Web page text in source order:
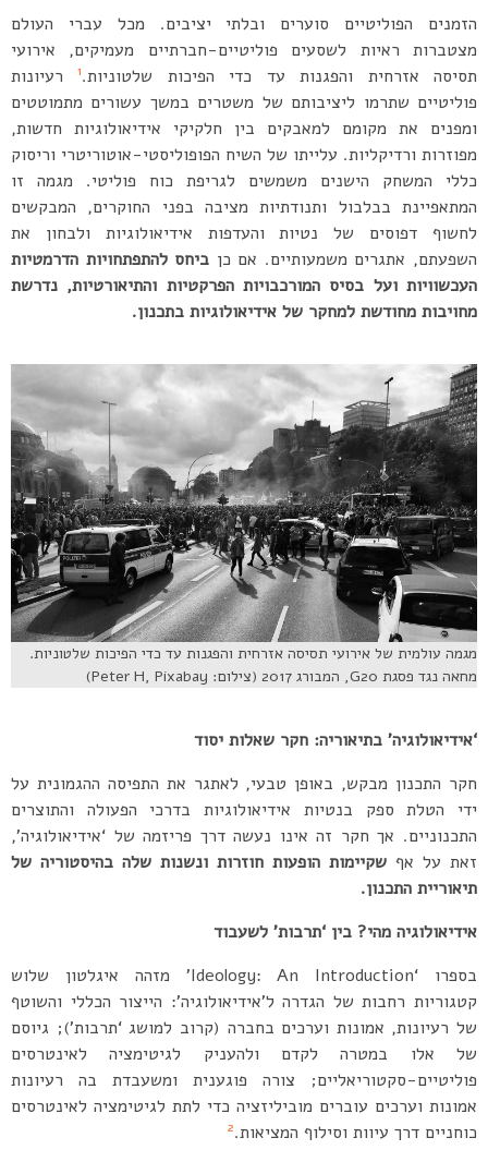
הזמנים הפוליטיים סוערים ובלתי יציבים. מכל עברי העולם
מצטברות ראיות לשסעים פוליטיים-חברתיים מעמיקים, אירועי
תסיסה אזרחית והפגנות עד כדי הפיכות שלטוניות.1רעיונות
פוליטיים שתרמו ליציבותם של משטרים במשך עשורים מתמוטטים
ומפנים את מקומם למאבקים בין חלקיקי אידיאולוגיות חדשות,
מפוזרות ורדיקליות. עלייתו של השיח הפופוליסטי-אוטוריטרי וריסוק
כללי המשחק הישנים משמשים לגריפת כוח פוליטי. מגמה זו
המתאפיינת בבלבול ותנודתיות מציבה בפני החוקרים, המבקשים
לחשוף דפוסים של נטיות והעדפות אידיאולוגיות ולבחון את
השפעתם, אתגרים משמעותיים. אם כן ביחס להתפתחויות הדרמטיות
העכשוויות ועל בסיס המורכבויות הפרקטיות והתיאורטיות, נדרשת
מחויבות מחודשת למחקר של אידיאולוגיות בתכנון.
מגמה עולמית של אירועי תסיסה אזרחית והפגנות עד כדי הפיכות שלטוניות.
מחאה נגד פסגת G20, המבורג 2017 (צילום: Peter H, Pixabay)
‘אידיאולוגיה’ בתיאוריה: חקר שאלות יסוד
חקר התכנון מבקש, באופן טבעי, לאתגר את התפיסה ההגמונית על
ידי הטלת ספק בנטיות אידיאולוגיות בדרכי הפעולה והתוצרים
התכנוניים. אך חקר זה אינו נעשה דרך פריזמה של ‘אידיאולוגיה’,
זאת על אף שקיימות הופעות חוזרות ונשנות שלה בהיסטוריה של
תיאוריית התכנון.
אידיאולוגיה מהי? בין ‘תרבות’ לשעבוד
בספרו ‘Ideology: An Introduction’ מזהה איגלטון שלוש
קטגוריות רחבות של הגדרה ל’אידיאולוגיה’: הייצור הכללי והשוטף
של רעיונות, אמונות וערכים בחברה (קרוב למושג ‘תרבות’); גיוסם
של אלו במטרה לקדם ולהעניק לגיטימציה לאינטרסים
פוליטיים-סקטוריאליים; צורה פוגענית ומשעבדת בה רעיונות
אמונות וערכים עוברים מוביליזציה כדי לתת לגיטימציה לאינטרסים
כוחניים דרך עיוות וסילוף המציאות.2